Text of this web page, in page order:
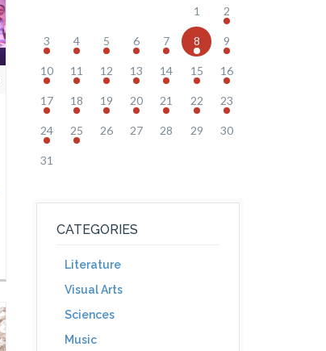
1 2
3 4 5 6 7 8 9
10 11 12 13 14 15 16
17 18 19 20 21 22 23
24 25 26 27 28 29 30
31
CATEGORIES
Literature
Visual Arts
Sciences
Music